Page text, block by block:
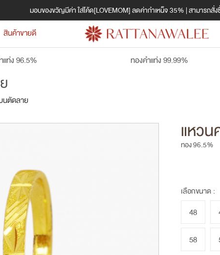
มอบของขวัญมีค่า ใส่โค้ด[LOVEMOM] ลดค่ากำเหน็จ 35% | สามารถสั่
สินค้าขายดี
แท่ง 96.5% ทองคำแท่ง 99.99%
นตัดลาย
แหว
ทอง 96.5%
เลือกขนาด :
48
58